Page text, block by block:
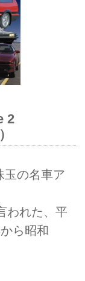
2
玉の名車ア
われた、平
ら昭和